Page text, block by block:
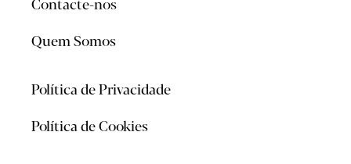
Contacte-nos
Quem Somos
Política de Privacidade
Política de Cookies